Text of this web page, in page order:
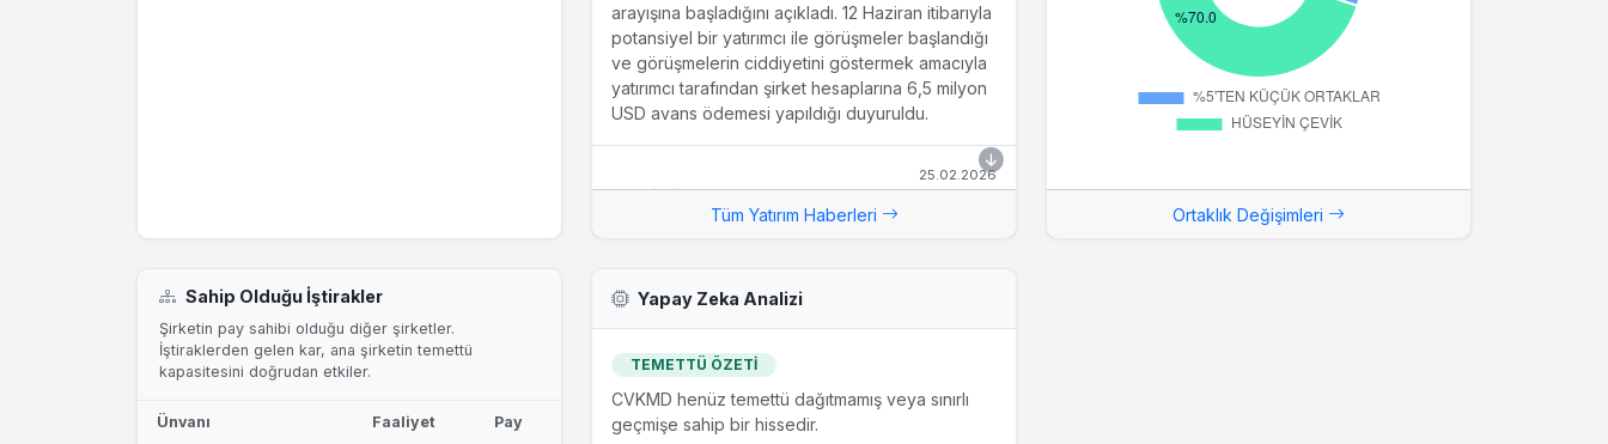
arayışına başladığını açıkladı. 12 Haziran itibarıyla
potansiyel bir yatırımcı ile görüşmeler başlandığı
ve görüşmelerin ciddiyetini göstermek amacıyla
yatırımcı tarafından şirket hesaplarına 6,5 milyon
USD avans ödemesi yapıldığı duyuruldu.
25.02.2026
Bağlı Ortaklığımız Hayri Ögelman Madencilik A.Ş.
kapsamında 31.12.2026 tarihine kadar teslim
edilecek malların bugünkü fiyat üzerinden KDV
dahil yaklaşık tutarı 26,64 milyon ABD Doları USD
(1,17 milyar Türk Lirası)'dır.Kamuoyuna
duyurulur.Saygılarımızla
Tüm Yatırım Haberleri Ortaklık Değişimleri
Sahip Olduğu İştirakler
Şirketin pay sahibi olduğu diğer şirketler.
İştiraklerden gelen kar, ana şirketin temettü
kapasitesini doğrudan etkiler.
Ünvanı Faaliyet Pay
Yapay Zeka Analizi
TEMETTÜ ÖZETİ
CVKMD henüz temettü dağıtmamış veya sınırlı
geçmişe sahip bir hissedir.